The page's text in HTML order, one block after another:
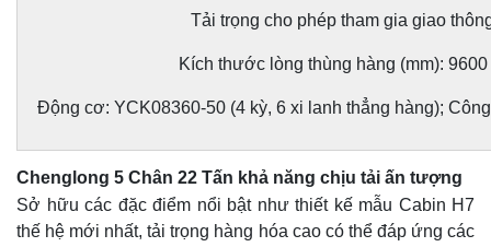
Tải trọng cho phép tham gia giao
Kích thước lòng thùng hàng (mm):
Động cơ: YCK08360-50 (4 kỳ, 6 xi lanh thẳng hàng);
Chenglong 5 Chân 22 Tấn khả năng chịu tải ấn tượng
Sở hữu các đặc điểm nổi bật như thiết kế mẫu Cabin H7
thế hệ mới nhất, tải trọng hàng hóa cao có thể đáp ứng các